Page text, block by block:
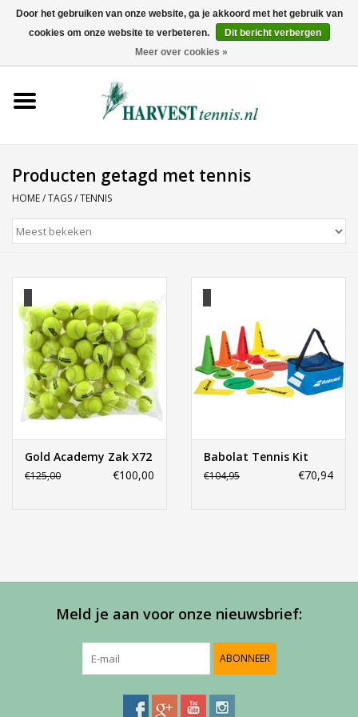
0 Artikelen - €0,00
Tenniskleding
Ballen
Snaren
Accessoires
Sponsoring
Padel
Producten getagd met tennis
HOME/TAGS/TENNIS
Gold Academy Zak X72
€125,00 €100,00
Babolat Tennis Kit
€104,95 €70,94
Meld je aan voor onze nieuwsbrief:
ABONNEER
Door het gebruiken van onze website, ga je akkoord met het gebruik van
cookies om onze website te verbeteren.
Dit bericht verbergen
Meer over cookies »